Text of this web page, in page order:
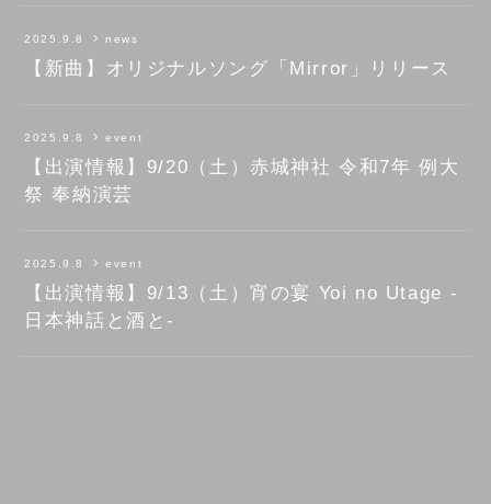
2025.9.8 news
【新曲】オリジナルソング「Mirror」リリース
2025.9.8 event
【出演情報】9/20（土）赤城神社 令和7年 例大
祭 奉納演芸
2025.9.8 event
【出演情報】9/13（土）宵の宴 Yoi no Utage -
日本神話と酒と-